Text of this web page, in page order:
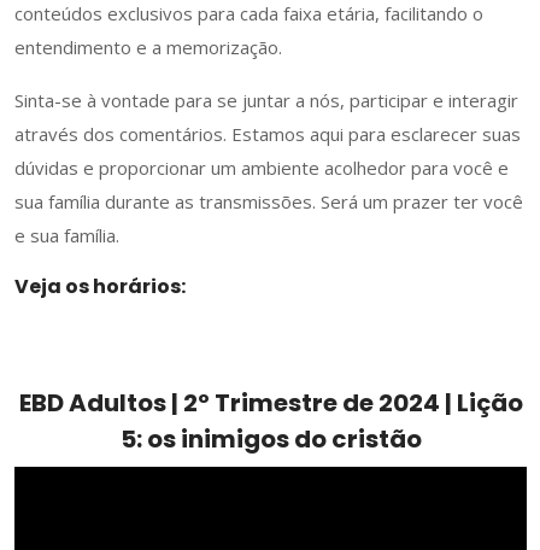
conteúdos exclusivos para cada faixa etária, facilitando o
entendimento e a memorização.
Sinta-se à vontade para se juntar a nós, participar e interagir
através dos comentários. Estamos aqui para esclarecer suas
dúvidas e proporcionar um ambiente acolhedor para você e
sua família durante as transmissões. Será um prazer ter você
e sua família.
Veja os horários:
EBD Adultos | 2º Trimestre de 2024 | Lição
5: os inimigos do cristão